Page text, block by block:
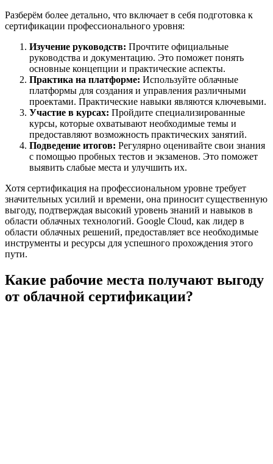
Разберём более детально, что включает в себя подготовка к
сертификации профессионального уровня:
Изучение руководств: Прочтите официальные
руководства и документацию. Это поможет понять
основные концепции и практические аспекты.
Практика на платформе: Используйте облачные
платформы для создания и управления различными
проектами. Практические навыки являются ключевыми.
Участие в курсах: Пройдите специализированные
курсы, которые охватывают необходимые темы и
предоставляют возможность практических занятий.
Подведение итогов: Регулярно оценивайте свои знания
с помощью пробных тестов и экзаменов. Это поможет
выявить слабые места и улучшить их.
Хотя сертификация на профессиональном уровне требует
значительных усилий и времени, она приносит существенную
выгоду, подтверждая высокий уровень знаний и навыков в
области облачных технологий. Google Cloud, как лидер в
области облачных решений, предоставляет все необходимые
инструменты и ресурсы для успешного прохождения этого
пути.
Какие рабочие места получают выгоду
от облачной сертификации?